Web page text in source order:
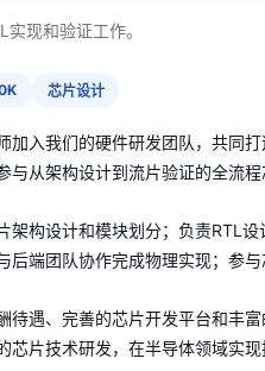
现和验证工作。
芯片设计
加入我们的硬件研发团队，共同
与从架构设计到流片验证的全流
架构设计和模块划分；负责RTL
后端团队协作完成物理实现；参
待遇、完善的芯片开发平台和丰
芯片技术研发，在半导体领域实